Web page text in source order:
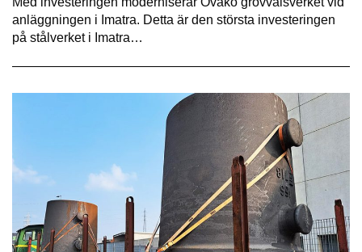
anläggningen i Imatra. Detta är den största investeringen
på stålverket i Imatra…